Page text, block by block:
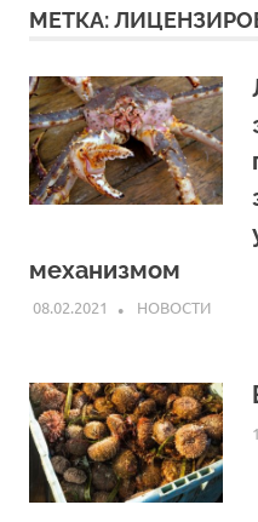
МЕТКА:
механизмом
08.02.2021 ARPP
НОВОСТИ